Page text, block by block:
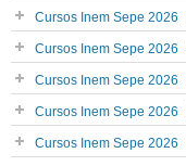
Cursos Inem Sepe 2026
Cursos Inem Sepe 2026
Cursos Inem Sepe 2026
Cursos Inem Sepe 2026
Cursos Inem Sepe 2026